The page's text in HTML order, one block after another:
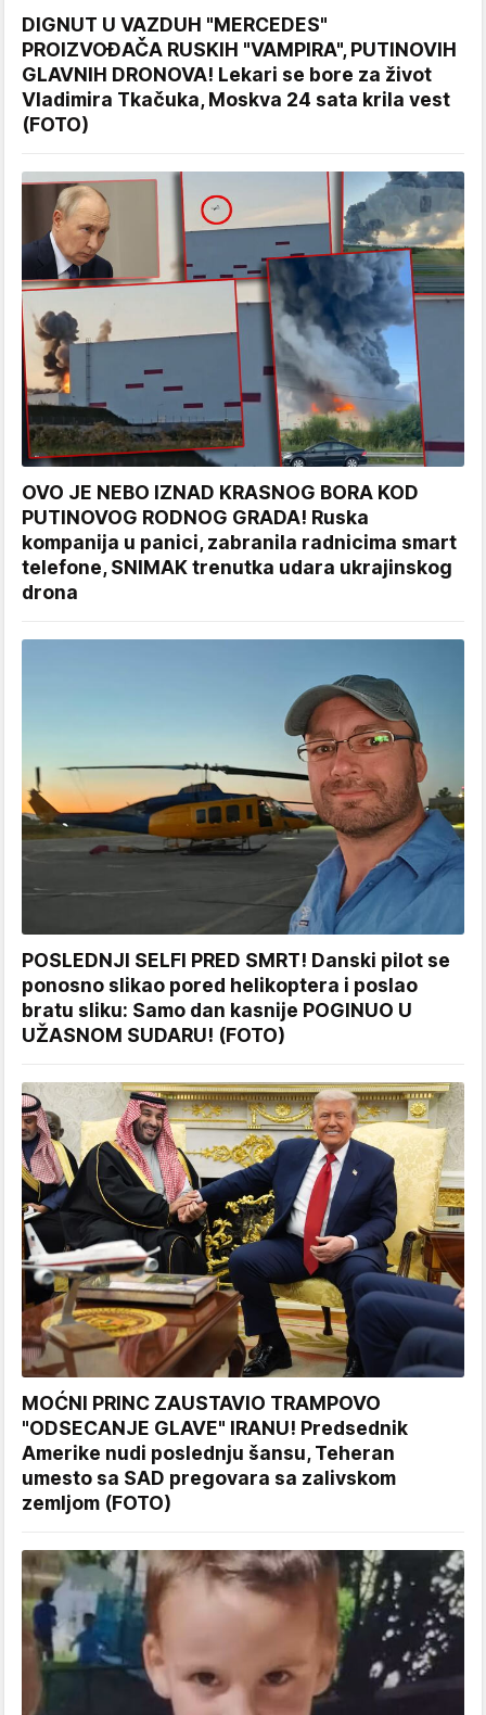
DIGNUT U VAZDUH "MERCEDES"
PROIZVOĐAČA RUSKIH "VAMPIRA", PUTINOVIH
GLAVNIH DRONOVA! Lekari se bore za život
Vladimira Tkačuka, Moskva 24 sata krila vest
(FOTO)
OVO JE NEBO IZNAD KRASNOG BORA KOD
PUTINOVOG RODNOG GRADA! Ruska
kompanija u panici, zabranila radnicima smart
telefone, SNIMAK trenutka udara ukrajinskog
drona
POSLEDNJI SELFI PRED SMRT! Danski pilot se
ponosno slikao pored helikoptera i poslao
bratu sliku: Samo dan kasnije POGINUO U
UŽASNOM SUDARU! (FOTO)
MOĆNI PRINC ZAUSTAVIO TRAMPOVO
"ODSECANJE GLAVE" IRANU! Predsednik
Amerike nudi poslednju šansu, Teheran
umesto sa SAD pregovara sa zalivskom
zemljom (FOTO)